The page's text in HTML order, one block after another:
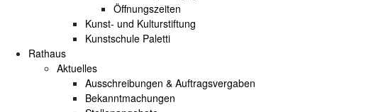
Öffnungszeiten
Kunst- und Kulturstiftung
Kunstschule Paletti
Rathaus
Aktuelles
Ausschreibungen & Auftragsvergaben
Bekanntmachungen